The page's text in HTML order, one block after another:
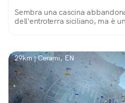
Sembra una cascina
dell'entroterra siciliano, ma è
29km | Cerami, EN